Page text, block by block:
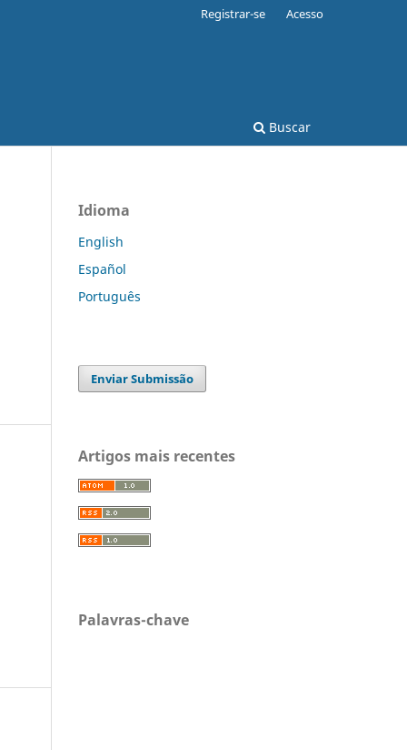
Buscar
Registrar-se Acesso
Idioma
English
Español
Português
Enviar Submissão
Artigos mais recentes
Palavras-chave